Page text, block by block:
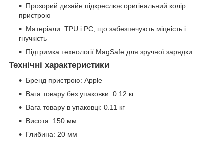
Прозорий дизайн підкреслює оригінальний колір
пристрою
Матеріали: TPU і PC, що забезпечують міцність і
гнучкість
Підтримка технології MagSafe для зручної зарядки
Технічні характеристики
Бренд пристрою: Apple
Вага товару без упаковки: 0.12 кг
Вага товару в упаковці: 0.11 кг
Висота: 150 мм
Глибина: 20 мм